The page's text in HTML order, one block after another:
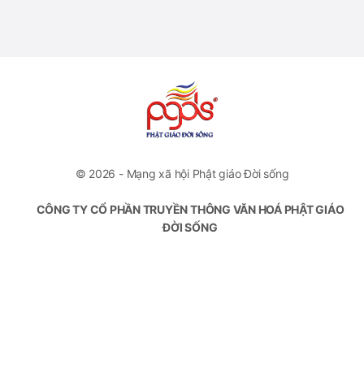
© 2026 - Mạng xã hội Phật giáo Đời sống
CÔNG TY CỔ PHẦN TRUYỀN THÔNG VĂN HOÁ PHẬT GIÁO
ĐỜI SỐNG